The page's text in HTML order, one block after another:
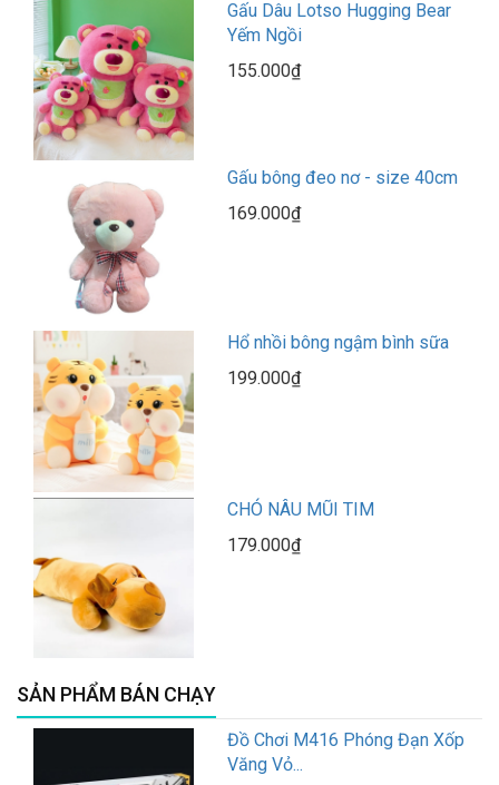
Gấu Dâu Lotso Hugging Bear
Yếm Ngồi
155.000₫
Gấu bông đeo nơ - size 40cm
169.000₫
Hổ nhồi bông ngậm bình sữa
199.000₫
CHÓ NÂU MŨI TIM
179.000₫
SẢN PHẨM BÁN CHẠY
Đồ Chơi M416 Phóng Đạn Xốp
Văng Vỏ...